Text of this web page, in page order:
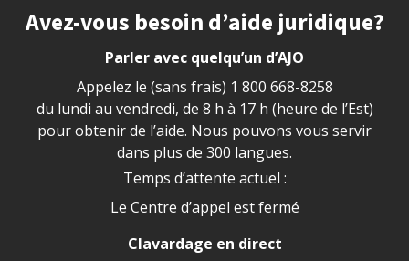
Site footer
Avez-vous besoin d’aide juridique?
Parler avec quelqu’un d’AJO
Appelez le (sans frais) 1 800 668-8258
du lundi au vendredi, de 8 h à 17 h (heure de l’Est)
pour obtenir de l’aide. Nous pouvons vous servir
dans plus de 300 langues.
Temps d’attente actuel :
Le Centre d’appel est fermé
Clavardage en direct